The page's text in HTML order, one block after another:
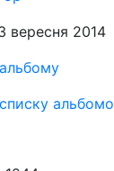
вересня 2014
альбому
списку